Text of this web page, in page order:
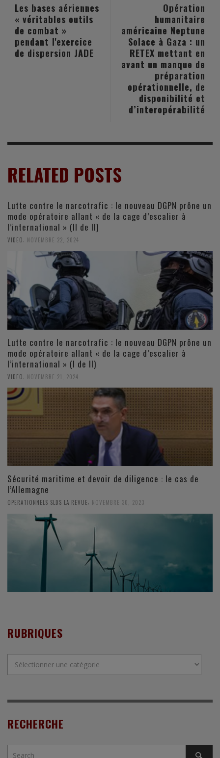
Opération
humanitaire
américaine Neptune
Solace à Gaza : un
RETEX mettant en
avant un manque de
préparation
opérationnelle, de
disponibilité et
d’interopérabilité
Les bases aériennes
« véritables outils
de combat »
pendant l'exercice
de dispersion JADE
RELATED POSTS
Lutte contre le narcotrafic : le nouveau DGPN prône un
mode opératoire allant « de la cage d’escalier à
l’international » (II de II)
VIDEO NOVEMBRE 22, 2024
Lutte contre le narcotrafic : le nouveau DGPN prône un
mode opératoire allant « de la cage d’escalier à
l’international » (I de II)
VIDEO NOVEMBRE 21, 2024
Sécurité maritime et devoir de diligence : le cas de
l’Allemagne
OPERATIONNELS SLDS LA REVUE, NOVEMBRE 30, 2023
RUBRIQUES
RECHERCHE